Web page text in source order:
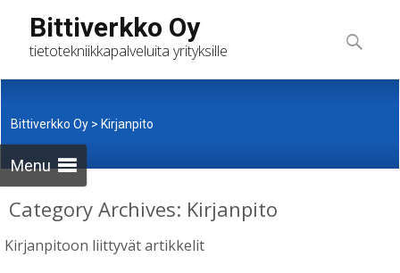
Bittiverkko Oy
tietotekniikkapalveluita yrityksille
Menu
to
content
Haku:
Bittiverkko Oy > Kirjanpito
Category Archives: Kirjanpito
Kirjanpitoon liittyvät artikkelit